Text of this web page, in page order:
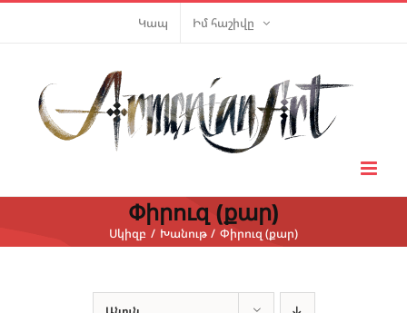
Կապ Իմ հաշիվը
Փիրուզ (քար)
Սկիզբ Խանութ Փիրուզ (քար)